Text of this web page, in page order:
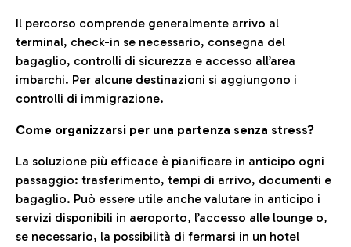
Il percorso comprende generalmente arrivo al
terminal, check-in se necessario, consegna del
bagaglio, controlli di sicurezza e accesso all’area
imbarchi. Per alcune destinazioni si aggiungono i
controlli di immigrazione.
Come organizzarsi per una partenza senza stress?
La soluzione più efficace è pianificare in anticipo ogni
passaggio: trasferimento, tempi di arrivo, documenti e
bagaglio. Può essere utile anche valutare in anticipo i
servizi disponibili in aeroporto, l’accesso alle lounge o,
se necessario, la possibilità di fermarsi in un hotel